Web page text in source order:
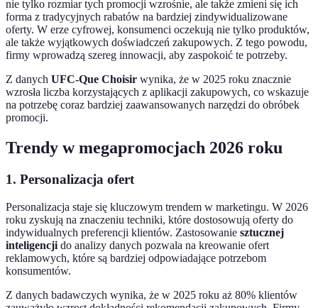
nie tylko rozmiar tych promocji wzrośnie, ale także zmieni się ich
forma z tradycyjnych rabatów na bardziej zindywidualizowane
oferty. W erze cyfrowej, konsumenci oczekują nie tylko produktów,
ale także wyjątkowych doświadczeń zakupowych. Z tego powodu,
firmy wprowadzą szereg innowacji, aby zaspokoić te potrzeby.
Z danych UFC-Que Choisir wynika, że w 2025 roku znacznie
wzrosła liczba korzystających z aplikacji zakupowych, co wskazuje
na potrzebę coraz bardziej zaawansowanych narzędzi do obróbek
promocji.
Trendy w megapromocjach 2026 roku
1. Personalizacja ofert
Personalizacja staje się kluczowym trendem w marketingu. W 2026
roku zyskują na znaczeniu techniki, które dostosowują oferty do
indywidualnych preferencji klientów. Zastosowanie sztucznej
inteligencji do analizy danych pozwala na kreowanie ofert
reklamowych, które są bardziej odpowiadające potrzebom
konsumentów.
Z danych badawczych wynika, że w 2025 roku aż 80% klientów